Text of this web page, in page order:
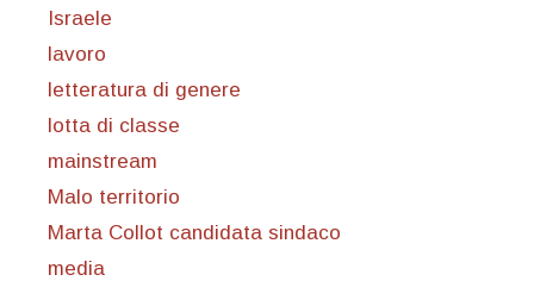
Israele
lavoro
letteratura di genere
lotta di classe
mainstream
Malo territorio
Marta Collot candidata sindaco
media